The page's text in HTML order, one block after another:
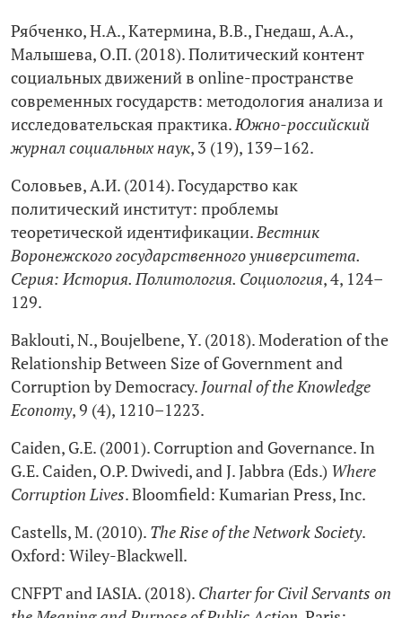
Рябченко, Н.А., Катермина, В.В., Гнедаш, А.А.,
Малышева, О.П. (2018). Политический контент
социальных движений в online-пространстве
современных государств: методология анализа и
исследовательская практика.Южно-российский
журнал социальных наук, 3 (19), 139–162.
Соловьев, А.И. (2014). Государство как
политический институт: проблемы
теоретической идентификации.Вестник
Воронежского государственного университета.
Серия: История. Политология. Социология, 4, 124–
129.
Baklouti, N., Boujelbene, Y. (2018). Moderation of the
Relationship Between Size of Government and
Corruption by Democracy. Journal of the Knowledge
Economy, 9 (4), 1210–1223.
Caiden, G.E. (2001). Corruption and Governance. In
G.E. Caiden, O.P. Dwivedi, and J. Jabbra (Eds.) Where
Corruption Lives. Bloomfield: Kumarian Press, Inc.
Castells, M. (2010). The Rise of the Network Society.
Oxford: Wiley-Blackwell.
CNFPT and IASIA. (2018). Charter for Civil Servants on